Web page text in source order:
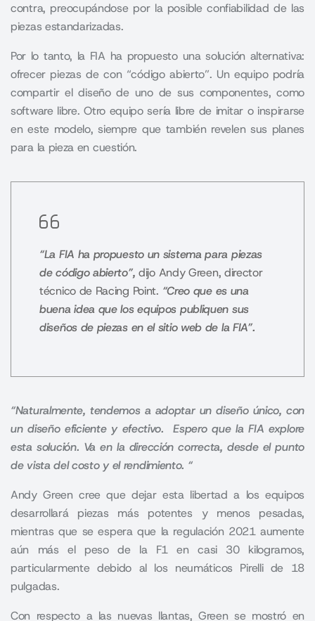
contra, preocupándose por la posible confiabilidad de las
piezas estandarizadas.
Por lo tanto, la FIA ha propuesto una solución alternativa:
ofrecer piezas de con “código abierto”. Un equipo podría
compartir el diseño de uno de sus componentes, como
software libre. Otro equipo sería libre de imitar o inspirarse
en este modelo, siempre que también revelen sus planes
para la pieza en cuestión.
“La FIA ha propuesto un sistema para piezas
de código abierto”, dijo Andy Green, director
técnico de Racing Point. “Creo que es una
buena idea que los equipos publiquen sus
diseños de piezas en el sitio web de la FIA”.
“Naturalmente, tendemos a adoptar un diseño único, con
un diseño eficiente y efectivo. Espero que la FIA explore
esta solución. Va en la dirección correcta, desde el punto
de vista del costo y el rendimiento. “
Andy Green cree que dejar esta libertad a los equipos
desarrollará piezas más potentes y menos pesadas,
mientras que se espera que la regulación 2021 aumente
aún más el peso de la F1 en casi 30 kilogramos,
particularmente debido al los neumáticos Pirelli de 18
pulgadas.
Con respecto a las nuevas llantas, Green se mostró en